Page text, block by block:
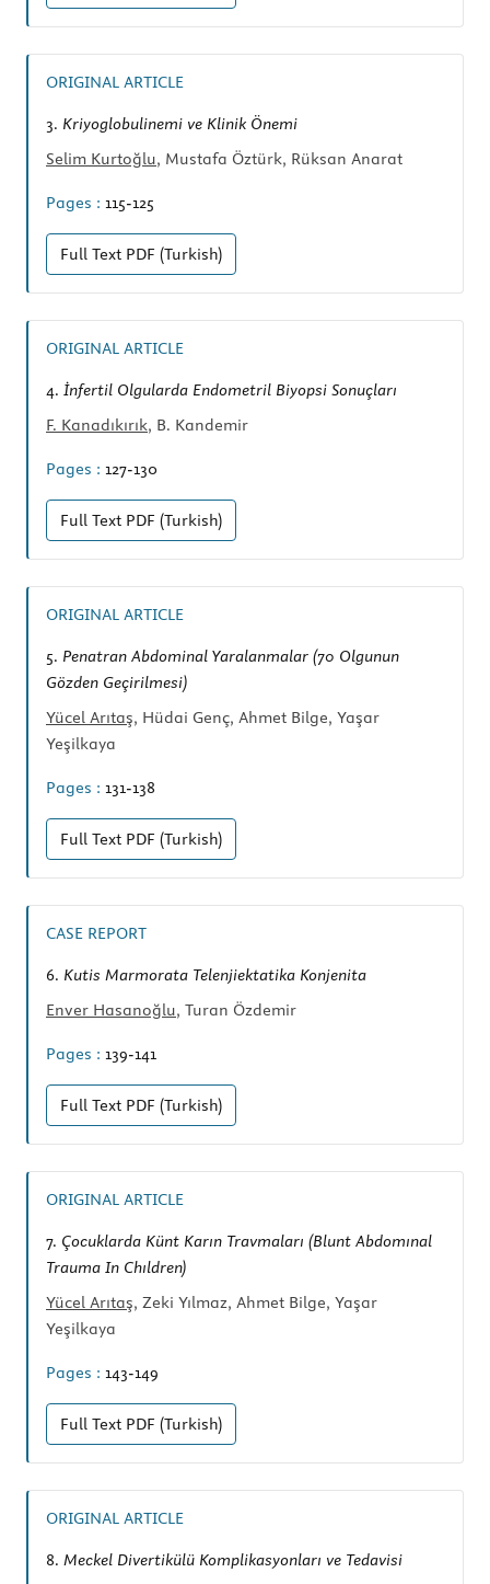
ORIGINAL ARTICLE
3. Kriyoglobulinemi ve Klinik Önemi
Selim Kurtoğlu, Mustafa Öztürk, Rüksan Anarat
Pages : 115-125
Full Text PDF (Turkish)
ORIGINAL ARTICLE
4. İnfertil Olgularda Endometril Biyopsi Sonuçları
F. Kanadıkırık, B. Kandemir
Pages : 127-130
Full Text PDF (Turkish)
ORIGINAL ARTICLE
5. Penatran Abdominal Yaralanmalar (70 Olgunun
Gözden Geçirilmesi)
Yücel Arıtaş, Hüdai Genç, Ahmet Bilge, Yaşar
Yeşilkaya
Pages : 131-138
Full Text PDF (Turkish)
CASE REPORT
6. Kutis Marmorata Telenjiektatika Konjenita
Enver Hasanoğlu, Turan Özdemir
Pages : 139-141
Full Text PDF (Turkish)
ORIGINAL ARTICLE
7. Çocuklarda Künt Karın Travmaları (Blunt Abdomınal
Trauma In Chıldren)
Yücel Arıtaş, Zeki Yılmaz, Ahmet Bilge, Yaşar
Yeşilkaya
Pages : 143-149
Full Text PDF (Turkish)
ORIGINAL ARTICLE
8. Meckel Divertikülü Komplikasyonları ve Tedavisi